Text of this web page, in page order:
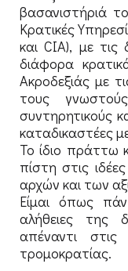
βασανιστήριά
Κρατικές
και CIA), με τις
διάφορα
Ακροδεξιάς με
τους
συντηρητικούς
καταδικαστέες
Το ίδιο πράττω
πίστη στις
αρχών και των
Είμαι όπως
αλήθειες της
απέναντι
τρομοκρατίας.